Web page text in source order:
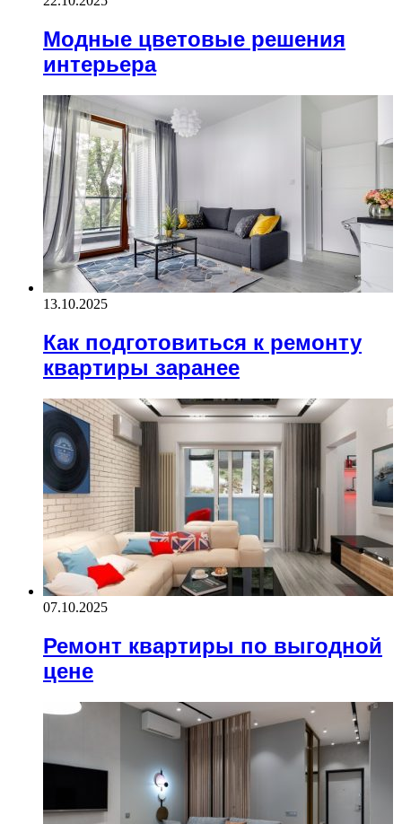
Модные цветовые решения
интерьера
13.10.2025
Как подготовиться к ремонту
квартиры заранее
07.10.2025
Ремонт квартиры по выгодной
цене